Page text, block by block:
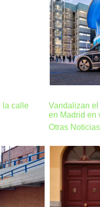
la calle
Vandalizan
en Madrid en
Otras Noticias